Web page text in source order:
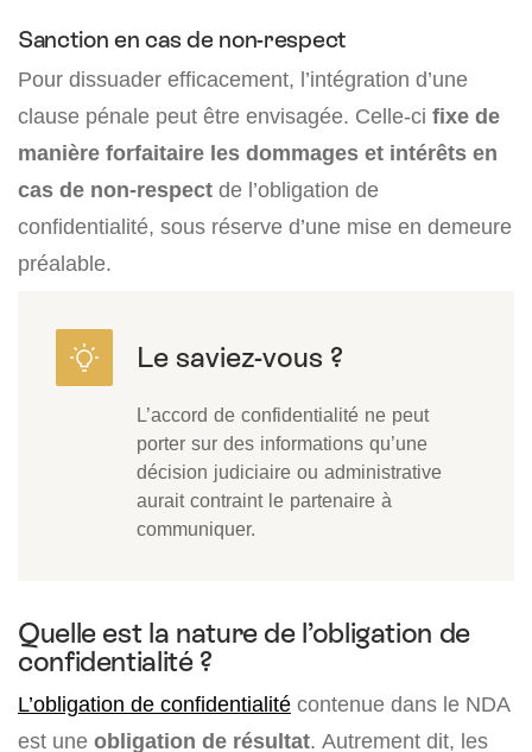
Sanction en cas de non-respect
Pour dissuader efficacement, l’intégration d’une
clause pénale peut être envisagée. Celle-ci fixe de
manière forfaitaire les dommages et intérêts en
cas de non-respect de l’obligation de
confidentialité, sous réserve d’une mise en demeure
préalable.
L’accord de confidentialité ne peut
porter sur des informations qu’une
décision judiciaire ou administrative
aurait contraint le partenaire à
communiquer.
Quelle est la nature de l’obligation de
confidentialité ?
L’obligation de confidentialité contenue dans le NDA
est une obligation de résultat. Autrement dit, les